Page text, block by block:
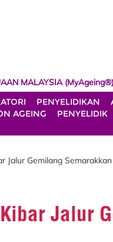
MALAYSIA (MyAgeing®)
PENYELIDIKAN
AGEING
PENYELIDIK
Jalur Gemilang
Jalur